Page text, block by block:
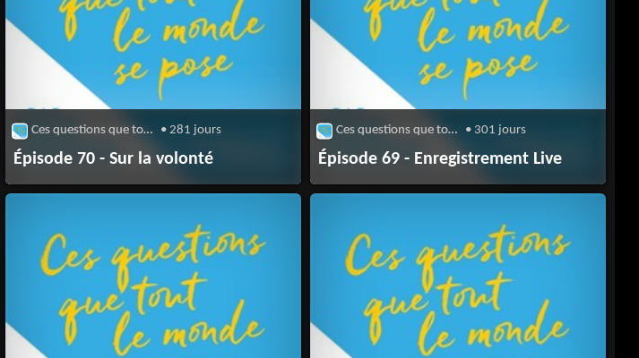
Ces questions que tout le monde se pose • 281 jours
Épisode 70 - Sur la volonté
Ces questions que tout le monde se pose • 301 jours
Épisode 69 - Enregistrement Live